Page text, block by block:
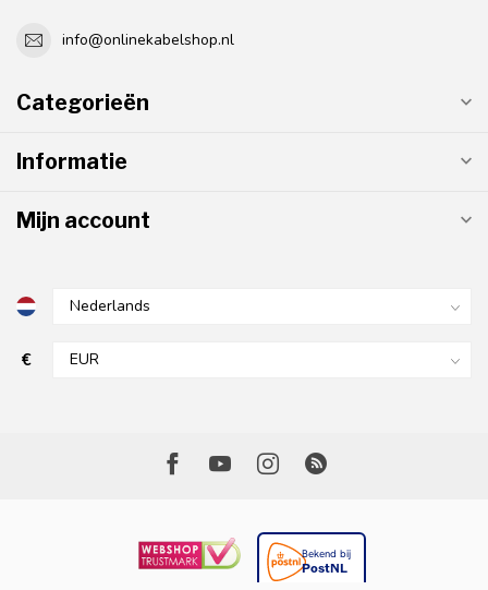
info@onlinekabelshop.nl
Categorieën
Informatie
Mijn account
€